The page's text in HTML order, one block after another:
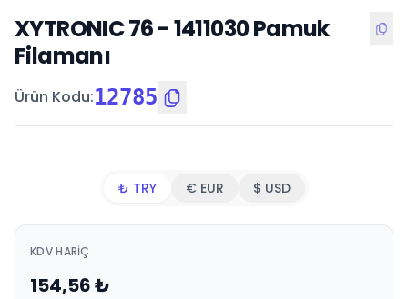
XYTRONIC 76 - 1411030 Pamuk
Filamanı
Ürün Kodu:12785
₺ TRY € EUR $ USD
KDV HARIÇ
154,56₺